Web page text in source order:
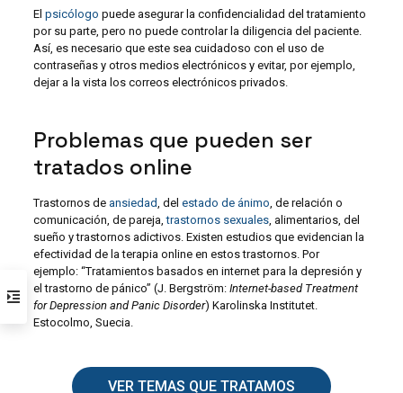
El psicólogo puede asegurar la confidencialidad del tratamiento
por su parte, pero no puede controlar la diligencia del paciente.
Así, es necesario que este sea cuidadoso con el uso de
contraseñas y otros medios electrónicos y evitar, por ejemplo,
dejar a la vista los correos electrónicos privados.
Problemas que pueden ser
tratados online
Trastornos de ansiedad, del estado de ánimo, de relación o
comunicación, de pareja,trastornos sexuales, alimentarios, del
sueño y trastornos adictivos. Existen estudios que evidencian la
efectividad de la terapia online en estos trastornos. Por
ejemplo: “Tratamientos basados ​​en internet para la depresión y
el trastorno de pánico” (J. Bergström: Internet-based Treatment
for Depression and Panic Disorder) Karolinska Institutet.
Estocolmo, Suecia.
VER TEMAS QUE TRATAMOS